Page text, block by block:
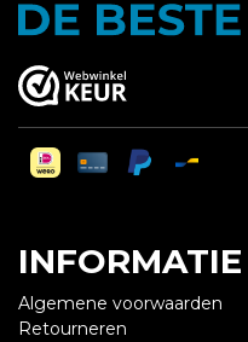
INFORMATIE
Algemene voorwaarden
Retourneren